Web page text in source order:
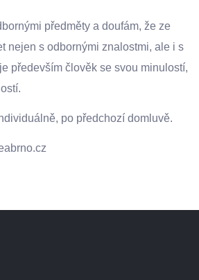
předměty a doufám, že ze
nejen s odbornými znalostmi, ale i s
především člověk se svou minulostí,
po předchozí domluvě.